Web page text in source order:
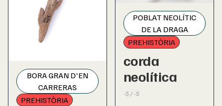
BORA GRAN D'EN
CARRERAS
PREHISTÒRIA
POBLAT NEOLÍTIC
DE LA DRAGA
PREHISTÒRIA
corda
neolítica
-5 / -5